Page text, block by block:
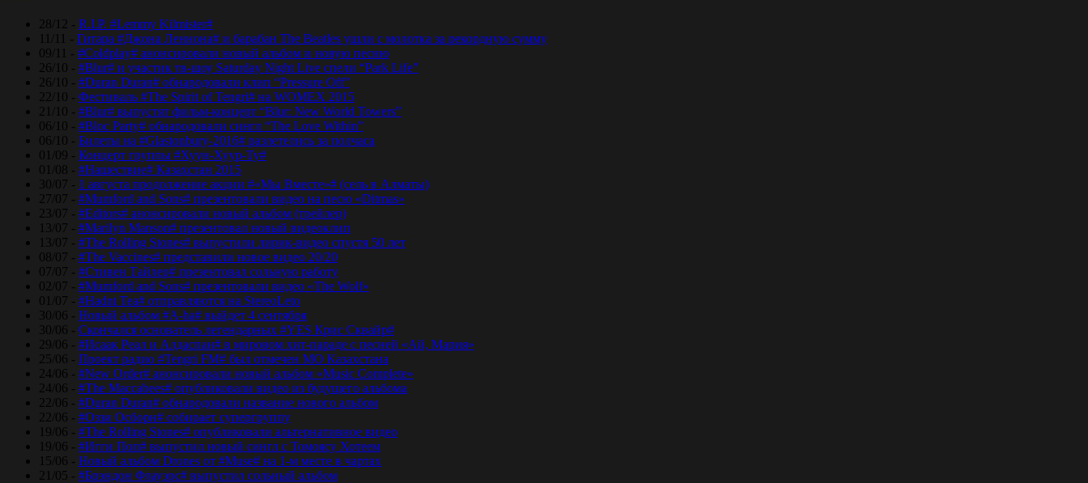
28/12 - R.I.P. #Lemmy Kilmister#
11/11 - Гитара #Джона Леннона# и барабан The Beatles ушли с молотка за рекордную сумму
09/11 - #Coldplay# анонсировали новый альбом и новую песню
26/10 - #Blur# и участик тв-шоу Saturday Night Live спели “Park Life”
26/10 - #Duran Duran# обнародовали клип “Pressure Off”
22/10 - Фестиваль #The Spirit of Tengri# на WOMEX 2015
21/10 - #Blur# выпустят фильм-концерт “Blur: New World Towers”
06/10 - #Bloc Party# обнародовали сингл “The Love Within”
06/10 - Билеты на #Glastonbury-2016# разлетелись за полчаса
01/09 - Концерт группы #Хуун-Хуур-Ту#
01/08 - #Нашествие# Казахстан 2015
30/07 - 1 августа продолжение акции #«Мы Вместе»# (сель в Алматы)
27/07 - #Mumford and Sons# презентовали видео на песю «Ditmas»
23/07 - #Editors# анонсировали новый альбом (трейлер)
13/07 - #Marilyn Manson# презентовал новый видеоклип
13/07 - #The Rolling Stones# выпустили лирик-видео спустя 50 лет
08/07 - #The Vaccines# представили новое видео 20/20
07/07 - #Стивен Тайлер# презентовал сольную работу
02/07 - #Mumford and Sons# презентовали видео «The Wolf»
01/07 - #Hadnt Tea# отправляются на StereoLeto
30/06 - Новый альбом #A-ha# выйдет 4 сентября
30/06 - Скончался основатель легендарных #YES Крис Сквайр#
29/06 - #Исаак Реал и Алдаспан# в мировом хит-параде с песней «Ай, Мария»
25/06 - Проект радио #Tengri FM# был отмечен МО Казахстана
24/06 - #New Order# анонсировали новый альбом «Music Complete»
24/06 - #The Maccabees# опубликовали видео из будущего альбома
22/06 - #Duran Duran# обнародовали название нового альбом
22/06 - #Оззи Осборн# собирает супергруппу
19/06 - #The Rolling Stones# опубликовали альтернативное видео
19/06 - #Игги Поп# выпустил новый сингл с Томоясу Хотеем
15/06 - Новый альбом Drones от #Muse# на 1-м месте в чартах
21/05 - #Брэндон Флауэрс# выпустил сольный альбом